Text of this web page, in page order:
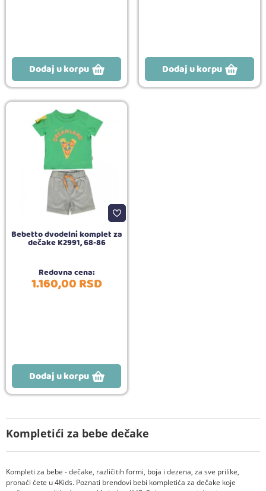
Kompletići za bebe dečake
Kompleti za bebe - dečake, različitih formi, boja i dezena, za sve prilike,
pronaći ćete u 4Kids. Poznati brendovi bebi kompletića za dečake koje
Dodaj u korpu Dodaj u korpu
Bebetto dvodelni komplet za
dečake K2991, 68-86
Redovna cena:
1.160,00RSD
Dodaj u korpu